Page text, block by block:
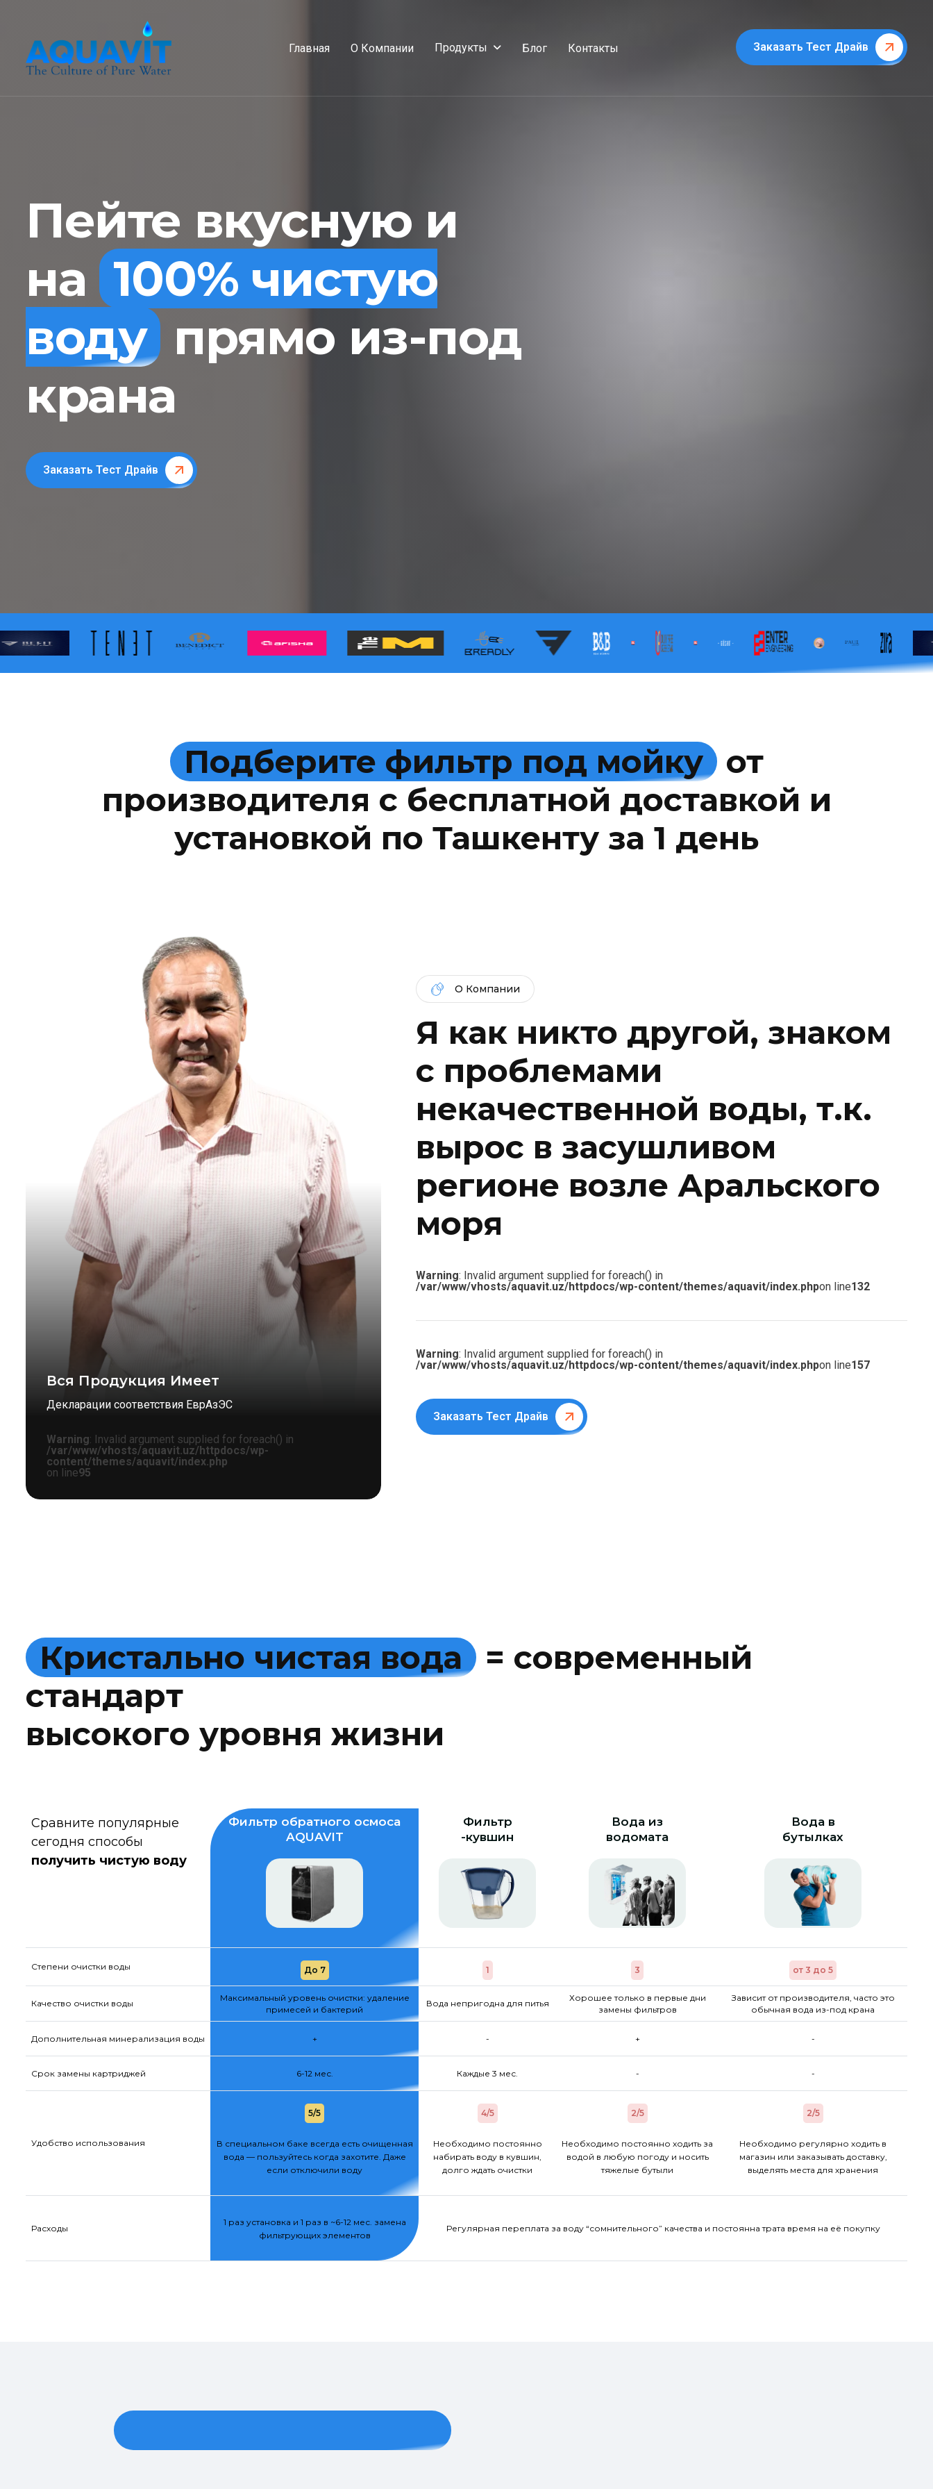
Главная О Компании Продукты Блог Контакты Заказать Тест Драйв
Пейте вкусную и
на 100% чистую
воду прямо из-под
крана
Заказать Тест Драйв
Подберите фильтр под мойку от
производителя с бесплатной доставкой и
установкой по Ташкенту за 1 день
Вся Продукция Имеет
Декларации соответствия ЕврАзЭС
Warning: Invalid argument supplied for foreach() in
/var/www/vhosts/aquavit.uz/httpdocs/wp-
content/themes/aquavit/index.php
on line95
О Компании
Я как никто другой, знаком
c проблемами
некачественной воды, т.к.
вырос в засушливом
регионе возле Аральского
моря
Warning: Invalid argument supplied for foreach() in
/var/www/vhosts/aquavit.uz/httpdocs/wp-content/themes/aquavit/index.phpon line132
Warning: Invalid argument supplied for foreach() in
/var/www/vhosts/aquavit.uz/httpdocs/wp-content/themes/aquavit/index.phpon line157
Заказать Тест Драйв
Кристально чистая вода = современный
стандарт
высокого уровня жизни
Сравните популярные
сегодня способы
получить чистую воду
Фильтр обратного осмоса
AQUAVIT
Фильтр
-кувшин
Вода из
водомата
Вода в
бутылках
Степени очистки воды До 7 1 3 от 3 до 5
Качество очистки воды
Максимальный уровень очистки: удаление
примесей и бактерий
Вода непригодна для питья
Хорошее только в первые дни
замены фильтров
Зависит от производителя, часто это
обычная вода из-под крана
Дополнительная минерализация воды + - + -
Срок замены картриджей 6-12 мес. Каждые 3 мес. - -
Удобство использования
5/5
В специальном баке всегда есть очищенная
вода — пользуйтесь когда захотите. Даже
если отключили воду
4/5
Необходимо постоянно
набирать воду в кувшин,
долго ждать очистки
2/5
Необходимо постоянно ходить за
водой в любую погоду и носить
тяжелые бутыли
2/5
Необходимо регулярно ходить в
магазин или заказывать доставку,
выделять места для хранения
Расходы
1 раз установка и 1 раз в ~6-12 мес. замена
фильтрующих элементов
Регулярная переплата за воду “сомнительного” качества и постоянна трата время на её покупку